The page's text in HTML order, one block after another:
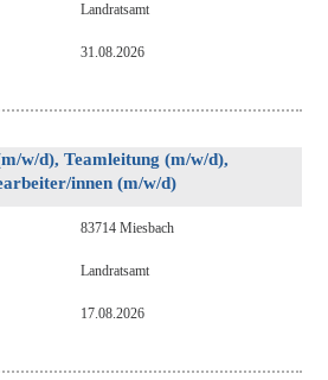
Landratsamt
31.08.2026
w/d), Teamleitung (m/w/d),
innen (m/w/d)
83714 Miesbach
Landratsamt
17.08.2026